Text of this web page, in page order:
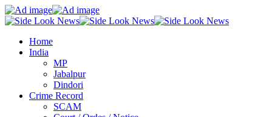
Home
India
MP
Jabalpur
Dindori
Crime Record
SCAM